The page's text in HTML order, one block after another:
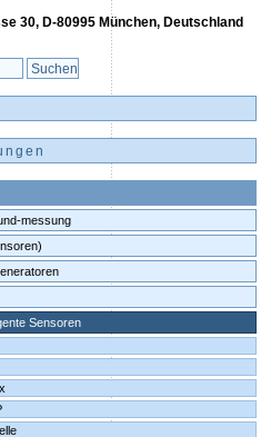
30, D-80995 München, Deutschland
messung
Sensoren